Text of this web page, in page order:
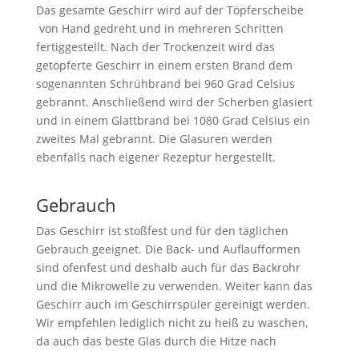
Das gesamte Geschirr wird auf der Töpferscheibe
von Hand gedreht und in mehreren Schritten
fertiggestellt. Nach der Trockenzeit wird das
getöpferte Geschirr in einem ersten Brand dem
sogenannten Schrühbrand bei 960 Grad Celsius
gebrannt. Anschließend wird der Scherben glasiert
und in einem Glattbrand bei 1080 Grad Celsius ein
zweites Mal gebrannt. Die Glasuren werden
ebenfalls nach eigener Rezeptur hergestellt.
Gebrauch
Das Geschirr ist stoßfest und für den täglichen
Gebrauch geeignet. Die Back- und Auflaufformen
sind ofenfest und deshalb auch für das Backrohr
und die Mikrowelle zu verwenden. Weiter kann das
Geschirr auch im Geschirrspüler gereinigt werden.
Wir empfehlen lediglich nicht zu heiß zu waschen,
da auch das beste Glas durch die Hitze nach